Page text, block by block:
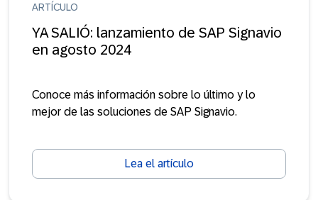
ARTÍCULO
YA SALIÓ: lanzamiento de SAP Signavio
en agosto 2024
Conoce más información sobre lo último y lo
mejor de las soluciones de SAP Signavio.
Lea el artículo